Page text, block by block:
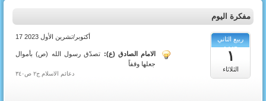
مفكرة اليوم
ربيع الثاني
1445
١
الثلاثاء
17 أكتوبر/تشرين الأول 2023
الامام الصادق (ع): تصدّق رسول الله (ص) بأموال
جعلها وقفاً
دعائم الاسلام ج٢ ص٣٤٠